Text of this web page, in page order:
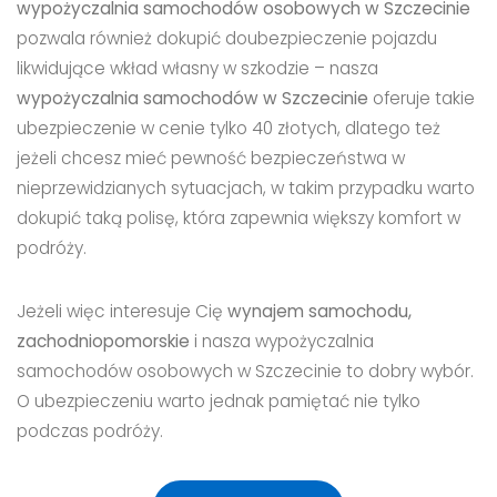
wypożyczalnia samochodów osobowych w Szczecinie
pozwala również dokupić doubezpieczenie pojazdu
likwidujące wkład własny w szkodzie – nasza
wypożyczalnia samochodów w Szczecinie oferuje takie
ubezpieczenie w cenie tylko 40 złotych, dlatego też
jeżeli chcesz mieć pewność bezpieczeństwa w
nieprzewidzianych sytuacjach, w takim przypadku warto
dokupić taką polisę, która zapewnia większy komfort w
podróży.
Jeżeli więc interesuje Cię wynajem samochodu,
zachodniopomorskie i nasza wypożyczalnia
samochodów osobowych w Szczecinie to dobry wybór.
O ubezpieczeniu warto jednak pamiętać nie tylko
podczas podróży.